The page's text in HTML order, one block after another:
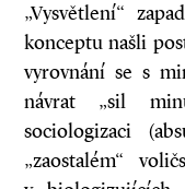
„Vysvětlení“
konceptu našli
vyrovnání se s
návrat „sil
sociologizaci
„zaostalém“